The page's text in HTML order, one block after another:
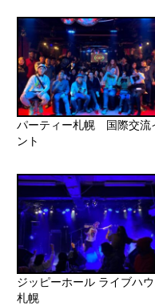
パーティー札幌 国際交流
ント
ジッピーホール ライブハウ
札幌